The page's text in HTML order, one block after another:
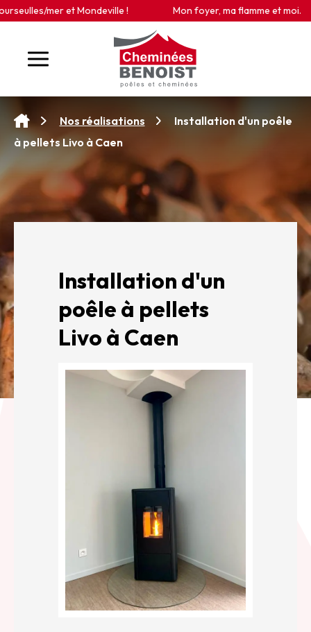
mer et Mondeville ! Mon foyer, ma flamme et moi.
Nos réalisations
Installation d'un poêle
à pellets Livo à Caen
Installation d'un
poêle à pellets
Livo à Caen
Panneau de gestion des cookies